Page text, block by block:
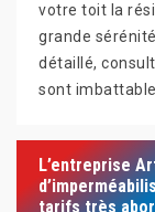
votre toit la
grande
détaillé,
sont
L’entreprise
tarifs très